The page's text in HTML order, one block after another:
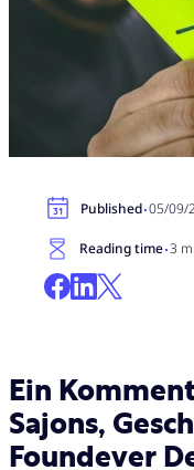
Published·05/09/
Reading time·3
Ein
Sajons,
Foundever